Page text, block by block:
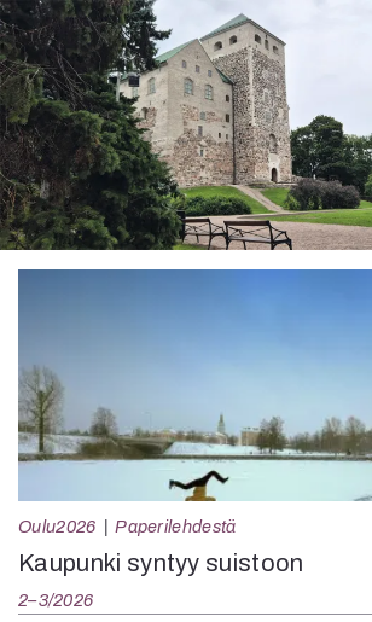
Oulu2026 Paperilehdestä
Kaupunki syntyy suistoon
2–3/2026